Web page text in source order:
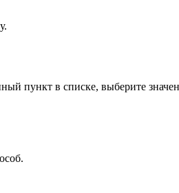
пункт в списке, выберите